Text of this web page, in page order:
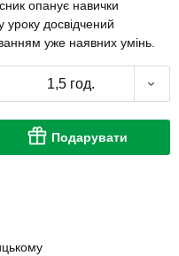
опанує навички
уроку досвідчений
уже наявних умінь.
1,5 год.
Подарувати